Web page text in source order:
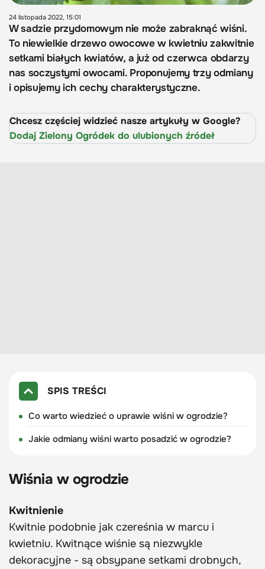
24 listopada 2022, 15:01
W sadzie przydomowym nie może zabraknąć wiśni.
To niewielkie drzewo owocowe w kwietniu zakwitnie
setkami białych kwiatów, a już od czerwca obdarzy
nas soczystymi owocami. Proponujemy trzy odmiany
i opisujemy ich cechy charakterystyczne.
Chcesz częściej widzieć nasze artykuły w Google?
Dodaj Zielony Ogródek do ulubionych źródeł
SPIS TREŚCI
Co warto wiedzieć o uprawie wiśni w ogrodzie?
Jakie odmiany wiśni warto posadzić w ogrodzie?
Wiśnia w ogrodzie
Kwitnienie
Kwitnie podobnie jak czereśnia w marcu i
kwietniu. Kwitnące wiśnie są niezwykle
dekoracyjne - są obsypane setkami drobnych,